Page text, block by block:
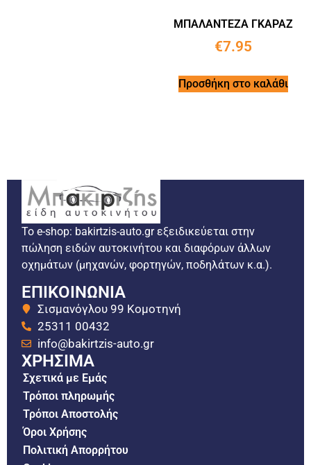
ΜΠΑΛΑΝΤΕΖΑ ΓΚΑΡΑΖ
€7.95
Προσθήκη στο καλάθι
Το e-shop: bakirtzis-auto.gr εξειδικεύεται στην
πώληση ειδών αυτοκινήτου και διαφόρων άλλων
οχημάτων (μηχανών, φορτηγών, ποδηλάτων κ.α.).
ΕΠΙΚΟΙΝΩΝΙΑ
Σισμανόγλου 99 Κομοτηνή
25311 00432
info@bakirtzis-auto.gr
ΧΡΗΣΙΜΑ
Σχετικά με Εμάς
Τρόποι πληρωμής
Τρόποι Αποστολής
Όροι Χρήσης
Πολιτική Απορρήτου